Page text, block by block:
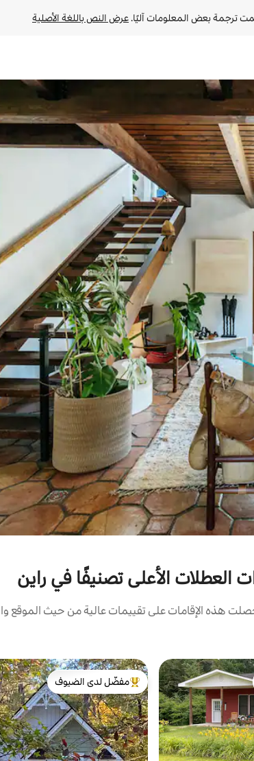
ترجمة بعض المعلومات آليًا. عرض النص باللغة الأصلية
طريق اللمس أو السحب.
العطلات الأعلى تصنيفًا في راين
هذه الإقامات على تقييمات عالية من حيث الموقع
لدى الضيوف من أبرز البيوت المفضّلة لدى الضيوف
مفضّل لدى الضيوف